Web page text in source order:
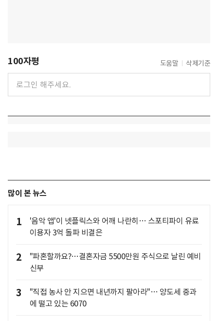
100자평 도움말 삭제기준
많이 본 뉴스
1
'음악 앱'이 넷플릭스와 어깨 나란히… 스포티파이 유료
이용자 3억 돌파 비결은
2
"파혼할까요?…결혼자금 5500만원 주식으로 날린 예비
신부
3
"직접 농사 안 지으면 내년까지 팔아라"… 양도세 중과
에 떨고 있는 6070